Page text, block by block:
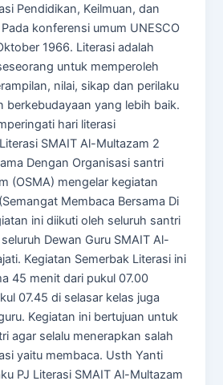
Pendidikan, Keilmuan, dan
konferensi umum UNESCO
1966. Literasi adalah
untuk memperoleh
nilai, sikap dan perilaku
berkebudayaan yang lebih baik.
hari literasi
SMAIT Al-Multazam 2
Dengan Organisasi santri
(OSMA) mengelar kegiatan
Membaca Bersama Di
ini diikuti oleh seluruh santri
Dewan Guru SMAIT Al-
Kegiatan Semerbak Literasi ini
45 menit dari pukul 07.00
07.45 di selasar kelas juga
Kegiatan ini bertujuan untuk
agar selalu menerapkan salah
yaitu membaca. Usth Yanti
PJ Literasi SMAIT Al-Multazam